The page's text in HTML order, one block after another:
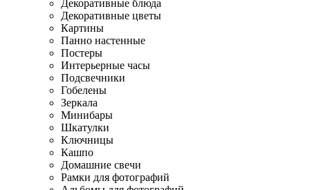
Декоративные блюда
Декоративные цветы
Картины
Панно настенные
Постеры
Интерьерные часы
Подсвечники
Гобелены
Зеркала
Минибары
Шкатулки
Ключницы
Кашпо
Домашние свечи
Рамки для фотографий